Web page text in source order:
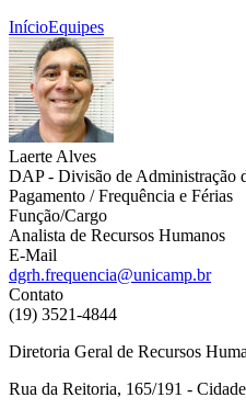
InícioEquipes
Laerte Alves
DAP - Divisão de Administração
Pagamento / Frequência e Férias
Função/Cargo
Analista de Recursos Humanos
E-Mail
dgrh.frequencia@unicamp.br
Contato
(19) 3521-4844
Diretoria Geral de Recursos
Rua da Reitoria, 165/191 -